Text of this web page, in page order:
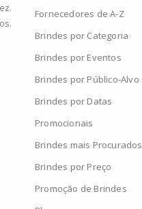
Fornecedores de A-Z
Brindes por Categoria
Brindes por Eventos
Brindes por Público-Alvo
Brindes por Datas
Promocionais
Brindes mais Procurados
Brindes por Preço
Promoção de Brindes